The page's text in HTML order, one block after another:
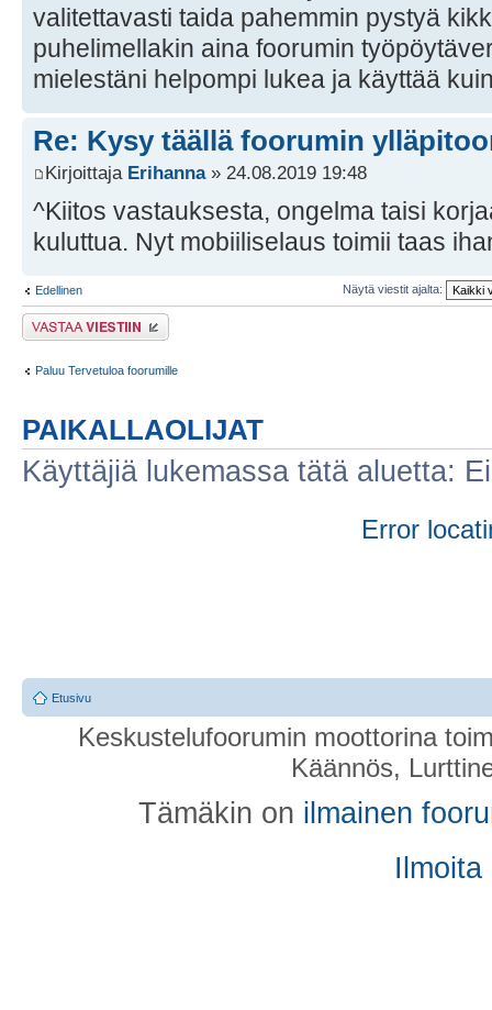
valitettavasti taida pahemmin pystyä
puhelimellakin aina foorumin
mielestäni helpompi lukea ja käyttää
Re: Kysy täällä foorumin
Kirjoittaja Erihanna» 24.08.2019 19:48
^Kiitos vastauksesta, ongelma taisi
kuluttua. Nyt mobiiliselaus toimii taas
Edellinen Näytä viestit ajalta:
Lähetä vastaus
Paluu Tervetuloa foorumille
PAIKALLAOLIJAT
Käyttäjiä lukemassa tätä aluetta:
Error
Etusivu
Keskustelufoorumin moottorina
Käännös,
Tämäkin on ilmainen